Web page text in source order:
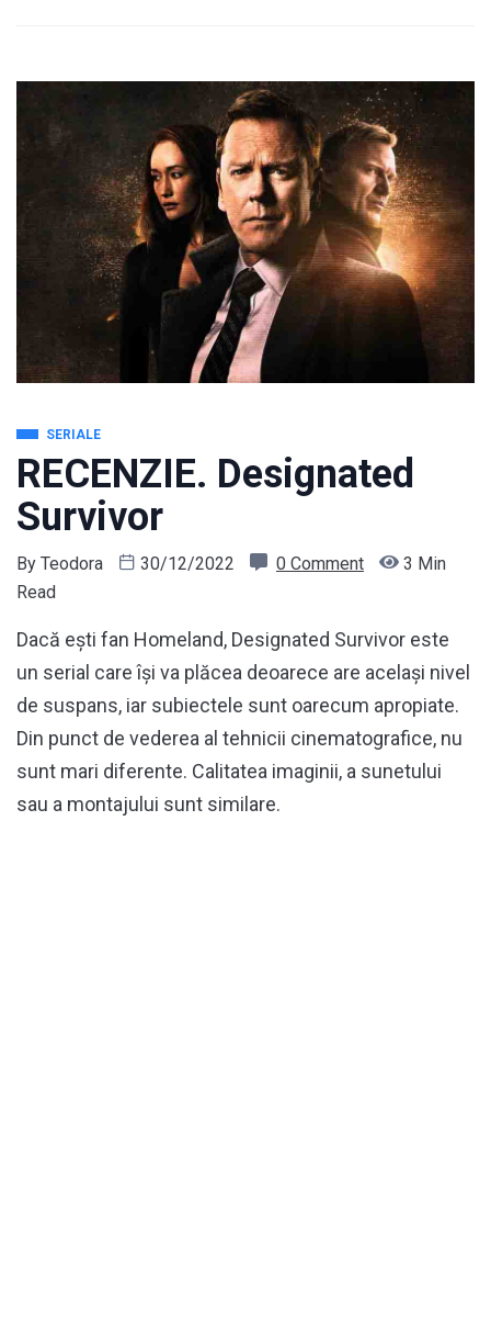
SERIALE
RECENZIE. Designated
Survivor
By Teodora 30/12/2022 0 Comment
3 Min
Read
Dacă ești fan Homeland, Designated Survivor este
un serial care își va plăcea deoarece are același nivel
de suspans, iar subiectele sunt oarecum apropiate.
Din punct de vederea al tehnicii cinematografice, nu
sunt mari diferente. Calitatea imaginii, a sunetului
sau a montajului sunt similare.